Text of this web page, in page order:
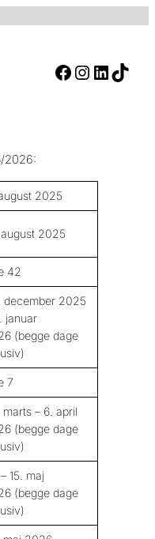
Facebook Instagram LinkedIn TikTok
2026:
2025
august 2025
42
december 2025
januar
(begge dage
7
marts – 6. april
(begge dage
15. maj
(begge dage